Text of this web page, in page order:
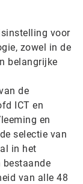
voor
zowel in de
belangrijke
de
ICT en
en
selectie van
in het
bestaande
van alle 48